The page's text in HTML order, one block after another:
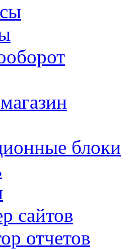
блоки
сайтов
отчетов